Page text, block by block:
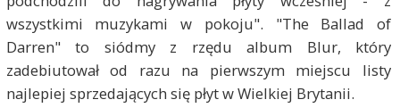
wszystkimi muzykami w pokoju". "The Ballad of
Darren" to siódmy z rzędu album Blur, który
zadebiutował od razu na pierwszym miejscu listy
najlepiej sprzedających się płyt w Wielkiej Brytanii.